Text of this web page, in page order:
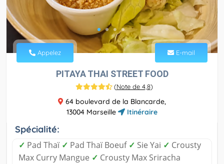
Appelez E-mail
PITAYA THAI STREET FOOD
(Note de 4,8)
64 boulevard de la Blancarde,
13004 Marseille
Itinéraire
Spécialité:
✓ Pad Thaï ✓ Pad Thaï Boeuf ✓ Sie Yai ✓ Crousty
Max Curry Mangue ✓ Crousty Max Sriracha